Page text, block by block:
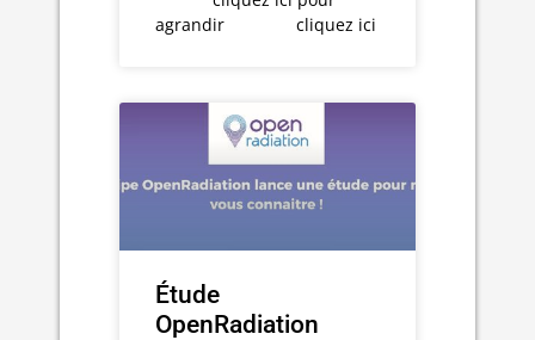
agrandir cliquez ici
Étude
OpenRadiation